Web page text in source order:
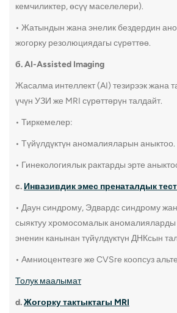
Жатынды келечектеги кош
3. Гистерэктомия
Гистерэктомия жатынды, кээ бир
учурларда энелик бездерди жана
түтүктөрүн алып салууну камтыйт.
үчүн колдонулат.
Кантип аткарылат:
Дарыланып жаткан шартка жараша
абдоминалдык, вагиналдык же
пайда:
өнөкөт жамбаш оору жана катуу
кылат.
Эгерде энелик бездери алынса,
кемчиликтер, өсүү маселелери).
• Жатындын жана энелик бездердин
жогорку резолюциядагы сүрөттөө.
б. AI-Assisted Imaging
Жасалма интеллект (AI) тезирээк жана
үчүн УЗИ же MRI сүрөттөрүн талдайт.
• Тиркемелер:
• Түйүлдүктүн аномалияларын аныктоо.
• Гинекологиялык рактарды эрте
c. Инвазивдик эмес пренаталдык
• Даун синдрому, Эдвардс синдрому
сыяктуу хромосомалык аномалияларды
эненин канынан түйүлдүктүн ДНКсын
• Амниоцентезге же CVSге коопсуз
Толук маалымат
d.Жогорку тактыктагы MRI